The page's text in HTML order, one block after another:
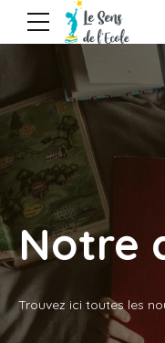
Notre
Trouvez ici toutes les